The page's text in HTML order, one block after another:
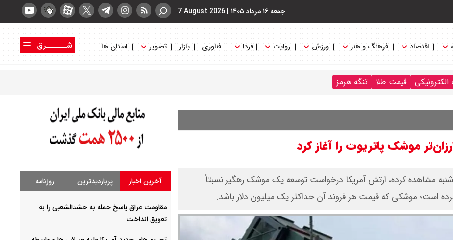
جمعه ۱۶ مرداد ۱۴۰۵ |
7 August 2026
اقتصاد فرهنگ و هنر ورزش روایت فردا فناوری بازار تصویر استان ها
شــــــرق
الکترونیکی قیمت طلا تنگه هرمز
موشک پاتریوت را آغاز کرد
مشاهده کرده، ارتش آمریکا درخواست توسعه یک موشک رهگیر نسبتاً
کرده است؛ موشکی که قیمت هر فروند آن حداکثر یک میلیون دلار باشد.
آخرین اخبار پربازدیدترین روزنامه
مقاومت عراق پاسخ حمله به حشدالشعبی را به
تعویق انداخت